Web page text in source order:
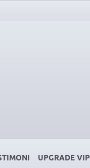
UPGRADE VIP